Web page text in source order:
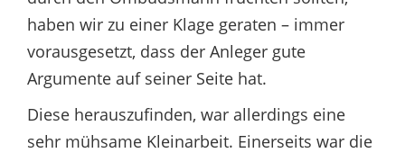
haben wir zu einer Klage geraten – immer
vorausgesetzt, dass der Anleger gute
Argumente auf seiner Seite hat.
Diese herauszufinden, war allerdings eine
sehr mühsame Kleinarbeit. Einerseits war die